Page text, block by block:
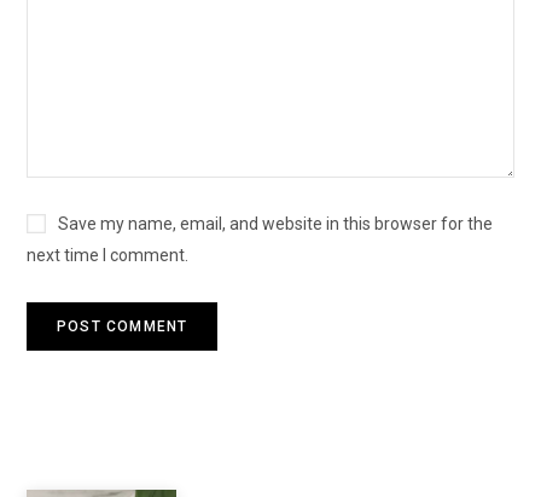
Save my name, email, and website in this browser for the
next time I comment.